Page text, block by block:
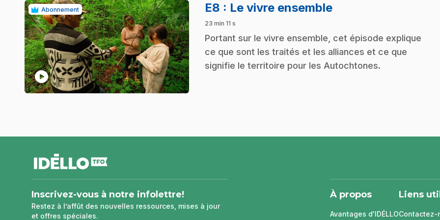
Abonnement
play_circle
E8 : Le vivre ensemble.
23 min 11 s
.Portant sur le vivre ensemble, cet épisode explique
ce que sont les traités et les alliances et ce que
signifie le territoire pour les Autochtones.
pageInscrivez-vous à notre infolettre!
Restez à l’affût des nouvelles ressources, mises à jour
et offres spéciales.
À propos
Avantages d'IDÉLLO
Liens
Contactez-